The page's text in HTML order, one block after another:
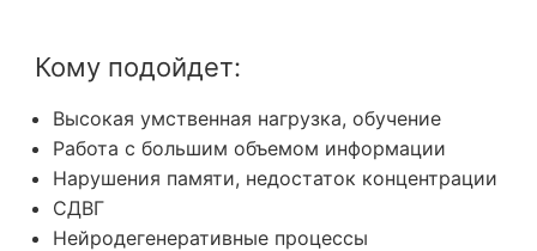
Кому подойдет:
Высокая умственная нагрузка, обучение
Работа с большим объемом информации
Нарушения памяти, недостаток концентрации
СДВГ
Нейродегенеративные процессы